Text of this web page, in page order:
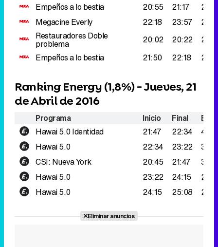
Empeños a lo bestia
20:55 21:17
MegacineEverly 22:18 23:57
Restauradores Doble
problema 20:02 20:22
Empeños a lo bestia
21:50 22:18
Ranking Energy (1,8%) - Jueves, 21
de Abril de 2016
Programa Inicio Final
Hawai 5.0Identidad 21:47 22:34
Hawai 5.0
22:34 23:22
CSI: Nueva York
20:45 21:47
Hawai 5.0
23:22 24:15
Hawai 5.0
24:15 25:08
Eliminar anuncios